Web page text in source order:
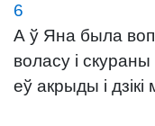
6
А ў Яна была
воласу і
еў акрыды і дзікі